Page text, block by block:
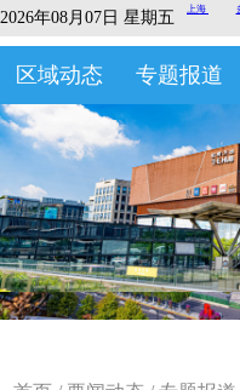
2026年08月07日 星期五
区域动态 专题报道